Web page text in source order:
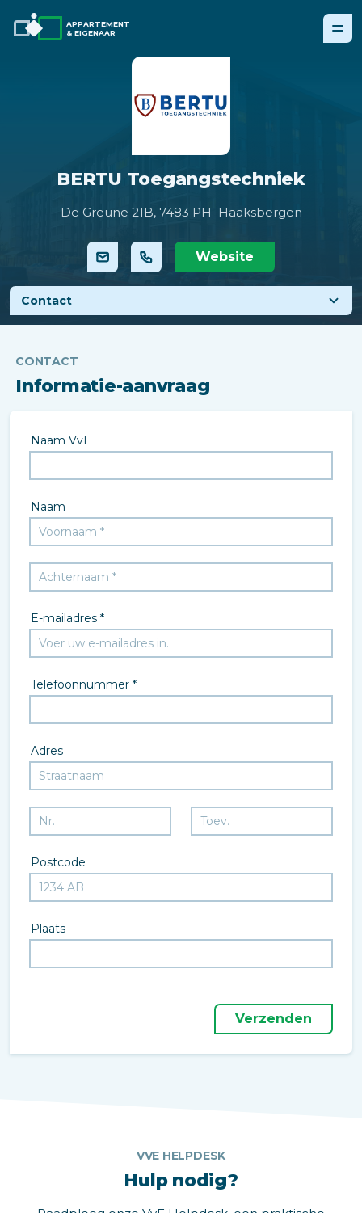
APPARTEMENT
& EIGENAAR
BERTU Toegangstechniek
De Greune 21B, 7483 PH Haaksbergen
Website
Contact
CONTACT
Informatie-aanvraag
Naam VvE
Naam
E-mailadres *
Telefoonnummer *
Adres
Postcode
Plaats
Verzenden
VVE HELPDESK
Hulp nodig?